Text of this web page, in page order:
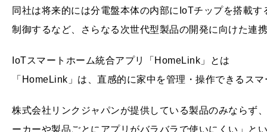
同社は将来的には分電盤本体の内部にIoTチップを搭載
制御するなど、さらなる次世代型製品の開発に向けた連
IoTスマートホーム統合アプリ「HomeLink」とは
「HomeLink」は、直感的に家中を管理・操作できるス
株式会社リンクジャパンが提供している製品のみならず
ーカーや製品ごとにアプリがバラバラで使いにくい」と